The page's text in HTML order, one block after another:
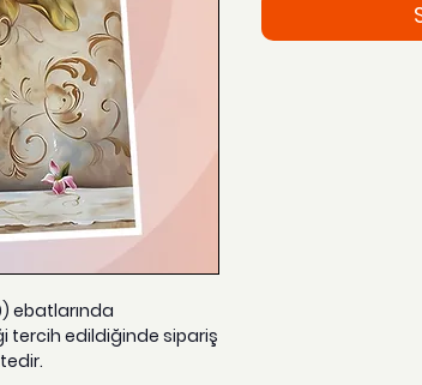
ebatlarında
tercih edildiğinde sipariş